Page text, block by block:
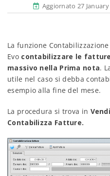
Aggiornato 27 January
La funzione
Evo contabilizzare le
massivo nella Prima nota.
utile nel caso si debba
esempio alla fine del mese.
La procedura si trova in
Contabilizza Fatture.